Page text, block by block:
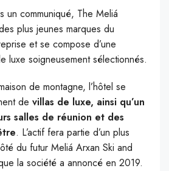
un communiqué, The Meliá
plus jeunes marques du
et se compose d’une
luxe soigneusement sélectionnés.
de montagne, l’hôtel se
de villas de luxe, ainsi qu’un
salles de réunion et des
. L’actif fera partie d’un plus
du futur Meliá Arxan Ski and
la société a annoncé en 2019.